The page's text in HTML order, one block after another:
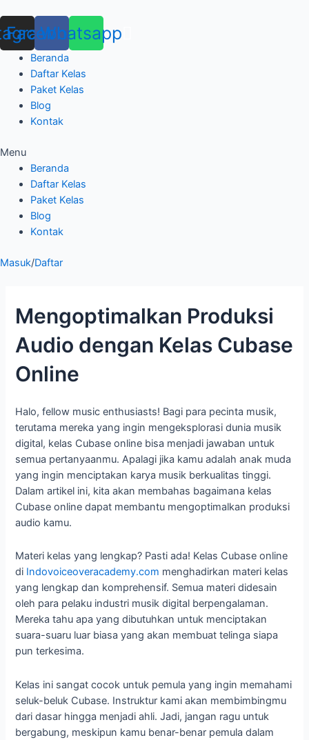
to
content
Facebook
Whatsapp
Beranda
Daftar Kelas
Paket Kelas
Blog
Kontak
Menu
Beranda
Daftar Kelas
Paket Kelas
Blog
Kontak
Masuk/Daftar
Mengoptimalkan Produksi
Audio dengan Kelas Cubase
Online
Halo, fellow music enthusiasts! Bagi para pecinta musik,
terutama mereka yang ingin mengeksplorasi dunia musik
digital, kelas Cubase online bisa menjadi jawaban untuk
semua pertanyaanmu. Apalagi jika kamu adalah anak muda
yang ingin menciptakan karya musik berkualitas tinggi.
Dalam artikel ini, kita akan membahas bagaimana kelas
Cubase online dapat membantu mengoptimalkan produksi
audio kamu.
Materi kelas yang lengkap? Pasti ada! Kelas Cubase online
di Indovoiceoveracademy.com menghadirkan materi kelas
yang lengkap dan komprehensif. Semua materi didesain
oleh para pelaku industri musik digital berpengalaman.
Mereka tahu apa yang dibutuhkan untuk menciptakan
suara-suaru luar biasa yang akan membuat telinga siapa
pun terkesima.
Kelas ini sangat cocok untuk pemula yang ingin memahami
seluk-beluk Cubase. Instruktur kami akan membimbingmu
dari dasar hingga menjadi ahli. Jadi, jangan ragu untuk
bergabung, meskipun kamu benar-benar pemula dalam